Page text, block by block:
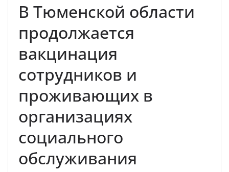
В Тюменской области
продолжается
вакцинация
сотрудников и
проживающих в
организациях
социального
обслуживания